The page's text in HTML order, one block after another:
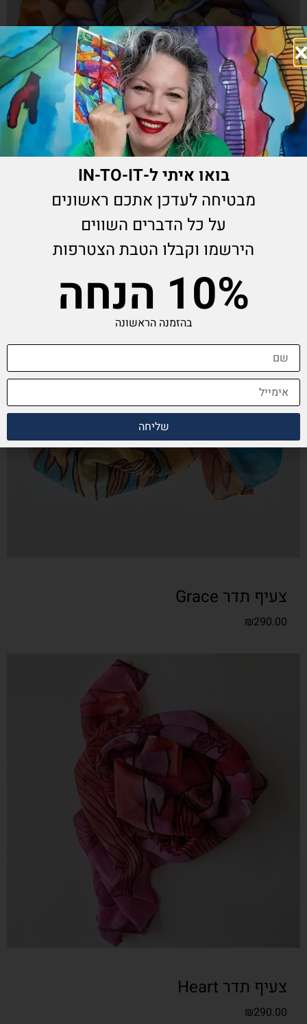
צעיף תדר Earth
צעיף תדר Grace
₪290.00
צעיף תדר Heart
₪290.00
בואו איתי ל-IN-TO-IT
מבטיחה לעדכן אתכם ראשונים
על כל הדברים השווים
הירשמו וקבלו הטבת הצטרפות
10% הנחהבהזמנה הראשונה
שליחה